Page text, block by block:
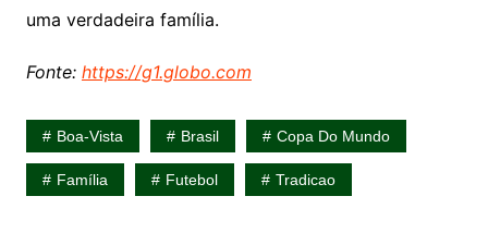
uma verdadeira família.
Fonte: https://g1.globo.com
Boa-Vista Brasil Copa Do Mundo
Família Futebol Tradicao